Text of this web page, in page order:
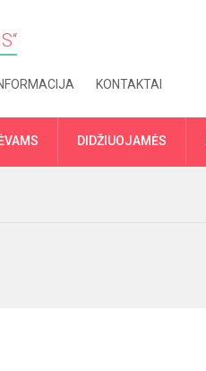
KONTAKTAI
DIDŽIUOJAMĖS